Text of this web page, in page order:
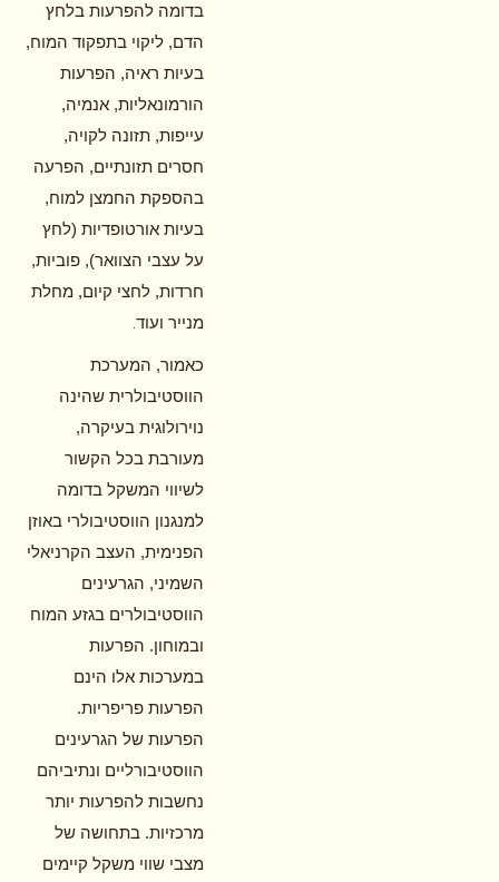
בדומה להפרעות בלחץ
הדם, ליקוי בתפקוד המוח,
בעיות ראיה, הפרעות
הורמונאליות, אנמיה,
עייפות, תזונה לקויה,
חסרים תזונתיים, הפרעה
בהספקת החמצן למוח,
בעיות אורטופדיות (לחץ
על עצבי הצוואר), פוביות,
חרדות, לחצי קיום, מחלת
מנייר ועוד.
כאמור, המערכת
הווסטיבולרית שהינה
נוירולוגית בעיקרה,
מעורבת בכל הקשור
לשיווי המשקל בדומה
למנגנון הווסטיבולרי באוזן
הפנימית, העצב הקרניאלי
השמיני, הגרעינים
הווסטיבולרים בגזע המוח
ובמוחון. הפרעות
במערכות אלו הינם
הפרעות פריפריות.
הפרעות של הגרעינים
הווסטיבורליים ונתיביהם
נחשבות להפרעות יותר
מרכזיות. בתחושה של
מצבי שווי משקל קיימים